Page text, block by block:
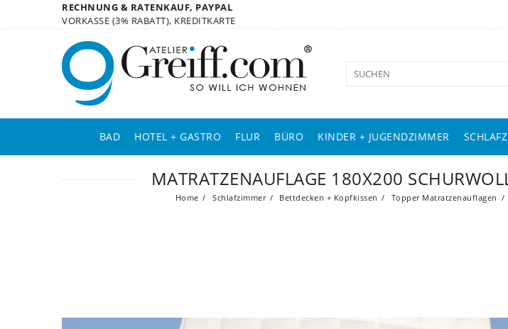
RECHNUNG & RATENKAUF, PAYPAL
VORKASSE (3% RABATT), KREDITKARTE
BAD HOTEL + GASTRO FLUR BÜRO KINDER + JUGENDZIMMER
MATRATZENAUFLAGE 180X200
Home Schlafzimmer Bettdecken + Kopfkissen Topper Matratzenauflagen